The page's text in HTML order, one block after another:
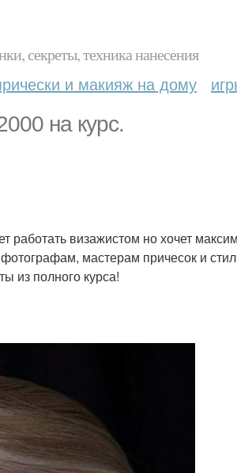
секреты, техника нанесения
и макияж на дому
на курс.
работать визажистом но хочет
мастерам причесок и
из полного курса!